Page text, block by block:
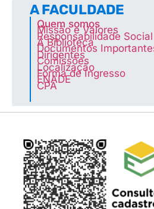
A FACULDADE
Quem somos
Missão e Valores
Responsabilidade Social
A Biblioteca
Documentos
Dirigentes
Comissões
Localização
Forma de Ingresso
ENADE
CPA